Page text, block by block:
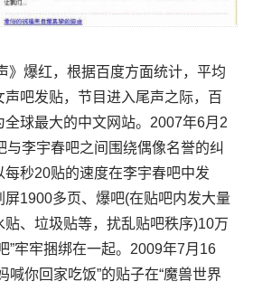
》爆红，根据百度方面统计，平均
吧发贴，节目进入尾声之际，百
全球最大的中文网站。2007年6月2
与李宇春吧之间围绕偶像名誉的纠
秒20贴的速度在李宇春吧中发
1900多页、爆吧(在贴吧内发大量
、垃圾贴等，扰乱贴吧秩序)10万
”牢牢捆绑在一起。2009年7月16
喊你回家吃饭”的贴子在“魔兽世界